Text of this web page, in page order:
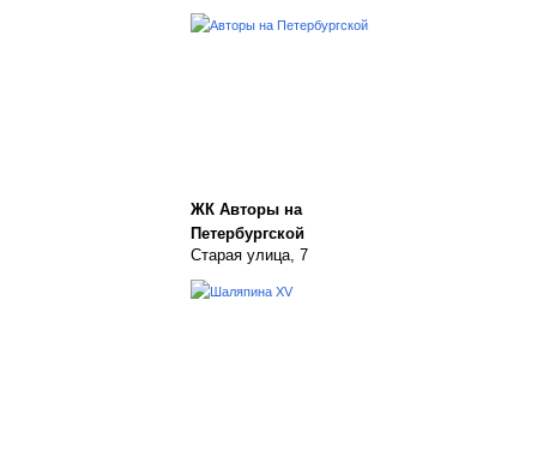
ЖК Авторы на
Петербургской
Старая улица, 7